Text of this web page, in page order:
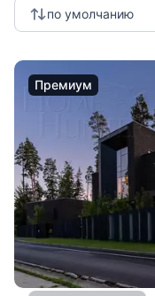
по умолчанию
Премиум